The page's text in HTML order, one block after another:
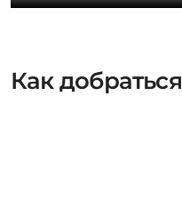
Как добраться